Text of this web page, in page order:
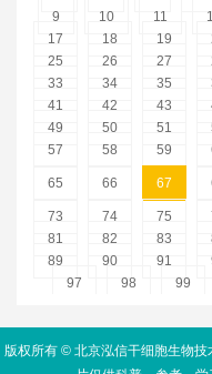
9
10 11
17
18 19
25
26 27
33
34 35
41
42 43
49
50 51
57
58 59
65 66 67
73 74 75
81
82 83
89
90 91
97
98 99
版权所有 © 北京泓信干细胞生物